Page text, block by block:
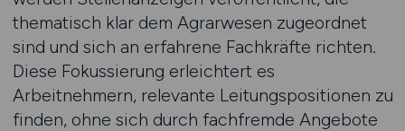
thematisch klar dem Agrarwesen zugeordnet
sind und sich an erfahrene Fachkräfte richten.
Diese Fokussierung erleichtert es
Arbeitnehmern, relevante Leitungspositionen zu
finden, ohne sich durch fachfremde Angebote